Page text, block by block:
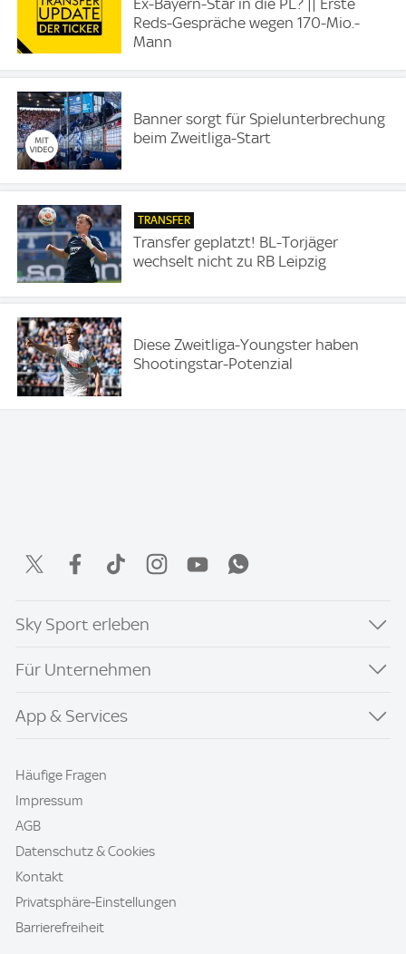
Ex-Bayern-Star in die PL? || Erste
Reds-Gespräche wegen 170-Mio.-
Mann
Banner sorgt für Spielunterbrechung
beim Zweitliga-Start
TRANSFER
Transfer geplatzt! BL-Torjäger
wechselt nicht zu RB Leipzig
Diese Zweitliga-Youngster haben
Shootingstar-Potenzial
Sky Sport erleben
Für Unternehmen
App & Services
Häufige Fragen
Impressum
AGB
Datenschutz & Cookies
Kontakt
Privatsphäre-Einstellungen
Barrierefreiheit